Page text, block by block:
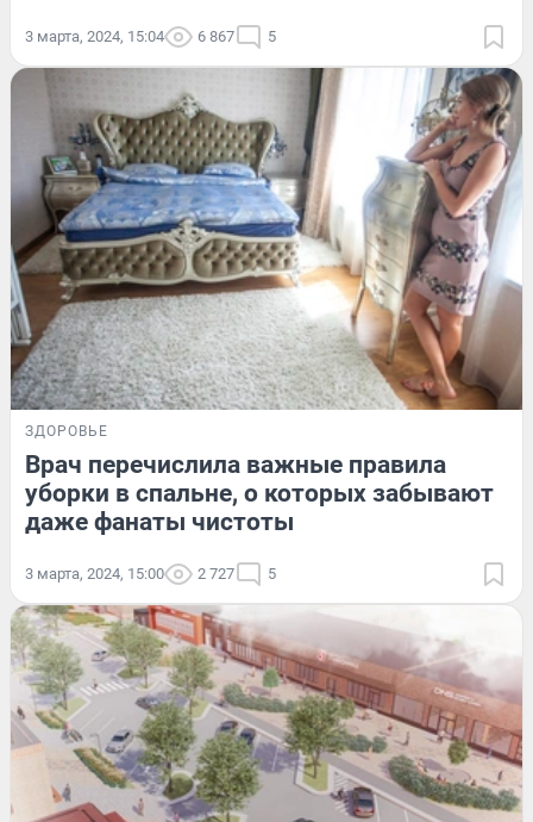
3 марта, 2024, 15:04 6 867 5
ЗДОРОВЬЕ
Врач перечислила важные правила
уборки в спальне, о которых забывают
даже фанаты чистоты
3 марта, 2024, 15:00 2 727 5